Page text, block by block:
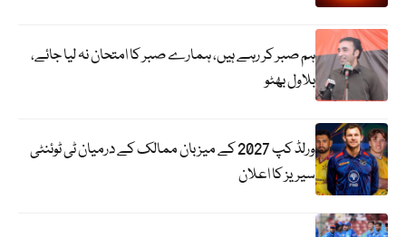
ہم صبر کر رہے ہیں، ہمارے صبر کا امتحان نہ لیا جائے،
بلاول بھٹو
ورلڈ کپ 2027 کے میزبان ممالک کے درمیان ٹی ٹوئنٹی
سیریز کا اعلان